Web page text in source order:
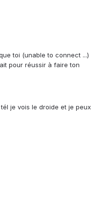
toi (unable to connect ...)
pour réussir à faire ton
je vois le droide et je peux